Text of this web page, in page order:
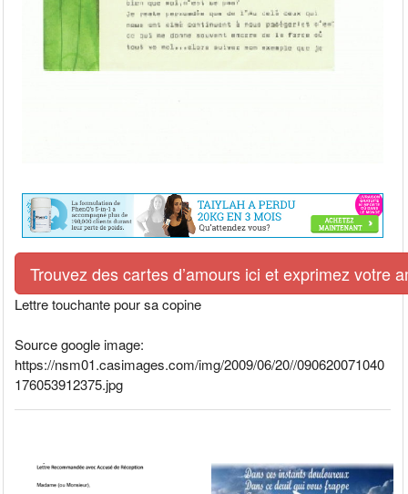
Trouvez des cartes d’amours ici et exprimez votre
Lettre touchante pour sa copine
Source google image:
https://nsm01.casimages.com/img/2009/06/20//090620071040
176053912375.jpg